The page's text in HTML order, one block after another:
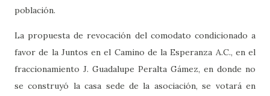
población.
La propuesta de revocación del comodato condicionado a
favor de la Juntos en el Camino de la Esperanza A.C., en el
fraccionamiento J. Guadalupe Peralta Gámez, en donde no
se construyó la casa sede de la asociación, se votará en